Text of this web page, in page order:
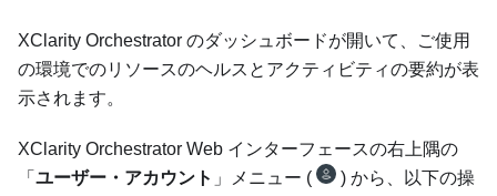
XClarity Orchestrator のダッシュボードが開いて、ご使用
の環境でのリソースのヘルスとアクティビティの要約が表
示されます。
XClarity Orchestrator Web インターフェースの右上隅の
「 ユーザー・アカウント 」メニュー (
) から、以下の操